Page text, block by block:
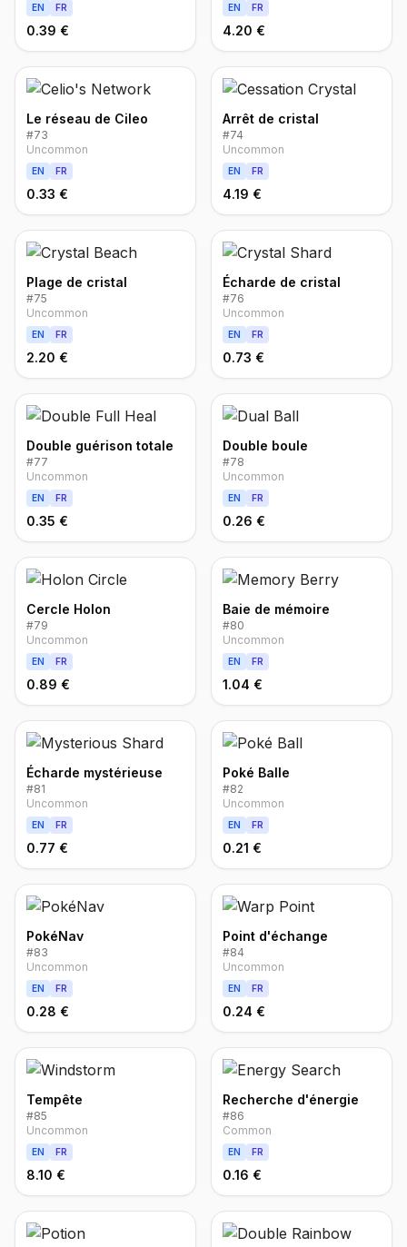
EN FR
0.39 €
EN FR
4.20 €
Le réseau de Cileo
#73
Uncommon
EN FR
0.33 €
Arrêt de cristal
#74
Uncommon
EN FR
4.19 €
Plage de cristal
#75
Uncommon
EN FR
2.20 €
Écharde de cristal
#76
Uncommon
EN FR
0.73 €
Double guérison totale
#77
Uncommon
EN FR
0.35 €
Double boule
#78
Uncommon
EN FR
0.26 €
Cercle Holon
#79
Uncommon
EN FR
0.89 €
Baie de mémoire
#80
Uncommon
EN FR
1.04 €
Écharde mystérieuse
#81
Uncommon
EN FR
0.77 €
Poké Balle
#82
Uncommon
EN FR
0.21 €
PokéNav
#83
Uncommon
EN FR
0.28 €
Point d'échange
#84
Uncommon
EN FR
0.24 €
Tempête
#85
Uncommon
EN FR
8.10 €
Recherche d'énergie
#86
Common
EN FR
0.16 €